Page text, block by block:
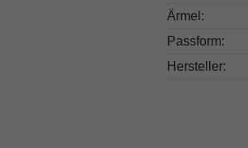
Ärmel:
Passform:
Hersteller: